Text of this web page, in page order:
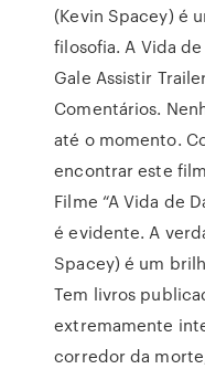
(Kevin Spacey) é
filosofia. A Vida
Gale Assistir
Comentários.
até o momento.
encontrar este
Filme “A Vida de
é evidente. A
Spacey) é um
Tem livros
extremamente
corredor da